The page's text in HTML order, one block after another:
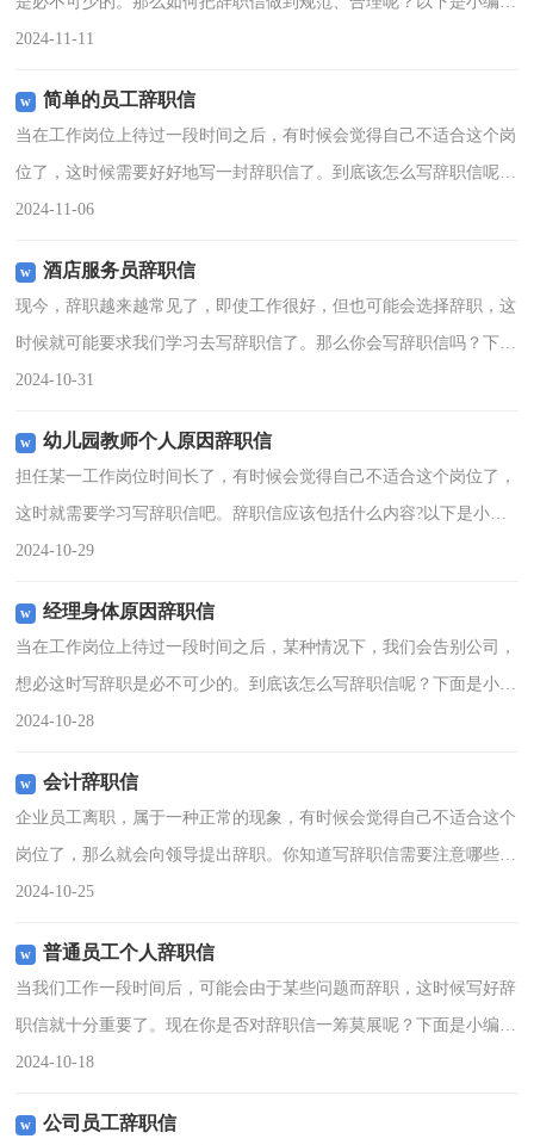
理的个人原因辞职信，希望能够帮助到大家。个人原因辞职信1尊敬
2024-11-11
简单的员工辞职信
当在工作岗位上待过一段时间之后，有时候会觉得自己不适合这个岗
位了，这时候需要好好地写一封辞职信了。到底该怎么写辞职信呢？
以下是小编为大家整理的简单的员工辞职信，欢迎大家借鉴与参考，
2024-11-06
酒店服务员辞职信
现今，辞职越来越常见了，即使工作很好，但也可能会选择辞职，这
时候就可能要求我们学习去写辞职信了。那么你会写辞职信吗？下面
是小编帮大家整理的酒店服务员辞职信，希望对大家有所帮助。酒店
2024-10-31
幼儿园教师个人原因辞职信
担任某一工作岗位时间长了，有时候会觉得自己不适合这个岗位了，
这时就需要学习写辞职信吧。辞职信应该包括什么内容?以下是小编
收集整理的幼儿园教师个人原因辞职信，欢迎阅读，希望大家能够喜
2024-10-29
经理身体原因辞职信
当在工作岗位上待过一段时间之后，某种情况下，我们会告别公司，
想必这时写辞职是必不可少的。到底该怎么写辞职信呢？下面是小编
整理的经理身体原因辞职信，希望对大家有所帮助。经理身体原因辞
2024-10-28
会计辞职信
企业员工离职，属于一种正常的现象，有时候会觉得自己不适合这个
岗位了，那么就会向领导提出辞职。你知道写辞职信需要注意哪些问
题吗？以下是小编帮大家整理的会计辞职信，供大家参考借鉴，希望
2024-10-25
普通员工个人辞职信
当我们工作一段时间后，可能会由于某些问题而辞职，这时候写好辞
职信就十分重要了。现在你是否对辞职信一筹莫展呢？下面是小编为
大家整理的普通员工个人辞职信，供大家参考借鉴，希望可以帮助到
2024-10-18
公司员工辞职信